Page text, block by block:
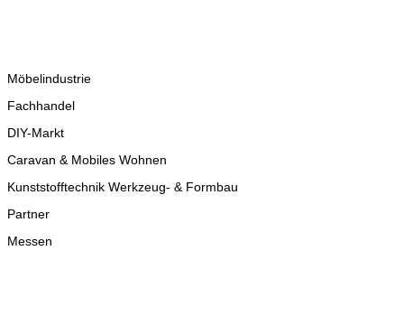
Möbelindustrie
Fachhandel
DIY-Markt
Caravan & Mobiles Wohnen
Kunststofftechnik Werkzeug- & Formbau
Partner
Messen